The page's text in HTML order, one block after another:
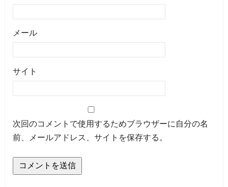
メール
サイト
次回のコメントで使用するためブラウザーに自分の名
前、メールアドレス、サイトを保存する。